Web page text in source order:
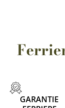
GARANTIE